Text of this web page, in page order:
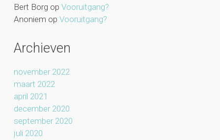
Bert Borg op Vooruitgang?
Anoniem op Vooruitgang?
Archieven
november 2022
maart 2022
april 2021
december 2020
september 2020
juli 2020